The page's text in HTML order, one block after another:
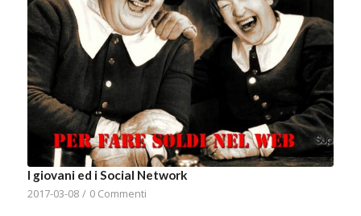
I giovani ed i Social Network
2017-03-08 / 0 Commenti